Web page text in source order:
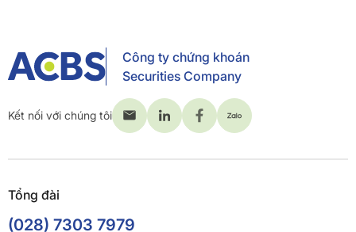
Công ty chứng khoán
Securities Company
Kết nối với chúng tôi
Tổng đài
(028) 7303 7979